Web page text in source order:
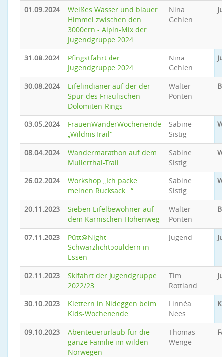
01.09.2024
Weißes Wasser und blauer
Himmel zwischen den
3000ern - Alpin-Mix der
Jugendgruppe 2024
Nina
Gehlen
31.08.2024
Pfingstfahrt der
Jugendgruppe 2024
Nina
Gehlen
30.08.2024
Eifelindianer auf der der
Spur des Friaulischen
Dolomiten-Rings
Walter
Ponten
03.05.2024
FrauenWanderWochenende
„WildnisTrail“
Sabine
Sistig
08.04.2024
Wandermarathon auf dem
Mullerthal-Trail
Sabine
Sistig
26.02.2024
Workshop „Ich packe
meinen Rucksack…“
Sabine
Sistig
20.11.2023
Sieben Eifelbewohner auf
dem Karnischen Höhenweg
Walter
Ponten
07.11.2023
Pütt@Night -
Schwarzlichtbouldern in
Essen
Jugend
02.11.2023
Skifahrt der Jugendgruppe
2022/23
Tim
Rottland
30.10.2023
Klettern in Nideggen beim
Kids-Wochenende
Linnéa
Nees
09.10.2023
Abenteuerurlaub für die
ganze Familie im wilden
Norwegen
Thomas
Wenge